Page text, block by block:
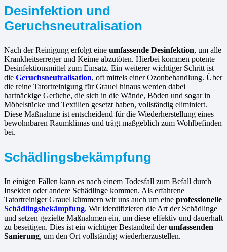
Desinfektion und
Geruchsneutralisation
Nach der Reinigung erfolgt eine umfassende Desinfektion, um alle
Krankheitserreger und Keime abzutöten. Hierbei kommen potente
Desinfektionsmittel zum Einsatz. Ein weiterer wichtiger Schritt ist
die Geruchsneutralisation, oft mittels einer Ozonbehandlung. Über
die reine Tatortreinigung für Grauel hinaus werden dabei
hartnäckige Gerüche, die sich in die Wände, Böden und sogar in
Möbelstücke und Textilien gesetzt haben, vollständig eliminiert.
Diese Maßnahme ist entscheidend für die Wiederherstellung eines
bewohnbaren Raumklimas und trägt maßgeblich zum Wohlbefinden
bei.
Schädlingsbekämpfung
In einigen Fällen kann es nach einem Todesfall zum Befall durch
Insekten oder andere Schädlinge kommen. Als erfahrene
Tatortreiniger Grauel kümmern wir uns auch um eine professionelle
Schädlingsbekämpfung. Wir identifizieren die Art der Schädlinge
und setzen gezielte Maßnahmen ein, um diese effektiv und dauerhaft
zu beseitigen. Dies ist ein wichtiger Bestandteil derumfassenden
Sanierung, um den Ort vollständig wiederherzustellen.